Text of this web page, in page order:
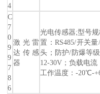
4
C
7
0
9
9
7
8
6
激光雷
达传感
器
光电传感器;型号
置：RS485/开关
头；防护/防爆等
12-30V；负载电流
工作温度：-20℃-